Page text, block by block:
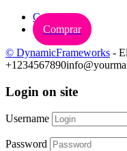
Carrinho
Comprar
© DynamicFrameworks -
+1234567890
Login on site
Username
Password